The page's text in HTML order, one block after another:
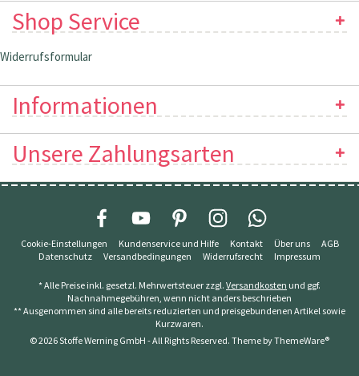
Shop Service
Widerrufsformular
Informationen
Unsere Zahlungsarten
Cookie-Einstellungen Kundenservice und Hilfe Kontakt Über uns
AGB
Datenschutz
Versandbedingungen Widerrufsrecht Impressum
* Alle Preise inkl. gesetzl. Mehrwertsteuer zzgl. Versandkosten und ggf.
Nachnahmegebühren, wenn nicht anders beschrieben
** Ausgenommen sind alle bereits reduzierten und preisgebundenen Artikel sowie
Kurzwaren.
© 2026 Stoffe Werning GmbH - All Rights Reserved. Theme byThemeWare®